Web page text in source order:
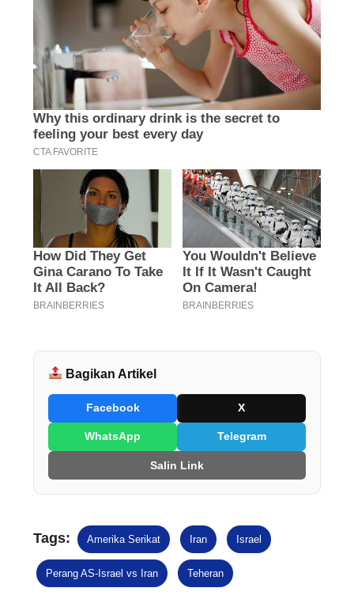
Bagikan Artikel
Facebook X
WhatsApp Telegram
Salin Link
Tags: Amerika Serikat Iran Israel
Perang AS-Israel vs Iran Teheran